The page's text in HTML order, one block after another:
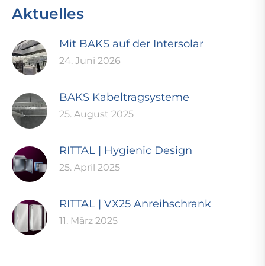
Aktuelles
Mit BAKS auf der Intersolar
24. Juni 2026
BAKS Kabeltragsysteme
25. August 2025
RITTAL | Hygienic Design
25. April 2025
RITTAL | VX25 Anreihschrank
11. März 2025